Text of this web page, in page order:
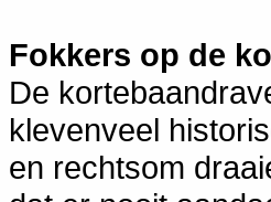
Fokkers op de
De
klevenveel
en rechtsom